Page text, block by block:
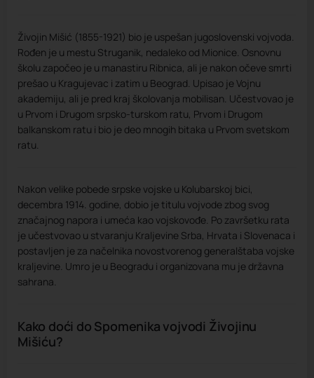
Živojin Mišić (1855-1921) bio je uspešan jugoslovenski vojvoda.
Rođen je u mestu Struganik, nedaleko od Mionice. Osnovnu
školu započeo je u manastiru Ribnica, ali je nakon očeve smrti
prešao u Kragujevac i zatim u Beograd. Upisao je Vojnu
akademiju, ali je pred kraj školovanja mobilisan. Učestvovao je
u Prvom i Drugom srpsko-turskom ratu, Prvom i Drugom
balkanskom ratu i bio je deo mnogih bitaka u Prvom svetskom
ratu.
Nakon velike pobede srpske vojske u Kolubarskoj bici,
decembra 1914. godine, dobio je titulu vojvode zbog svog
značajnog napora i umeća kao vojskovođe. Po završetku rata
je učestvovao u stvaranju Kraljevine Srba, Hrvata i Slovenaca i
postavljen je za načelnika novostvorenog generalštaba vojske
kraljevine. Umro je u Beogradu i organizovana mu je državna
sahrana.
Kako doći do Spomenika vojvodi Živojinu
Mišiću?